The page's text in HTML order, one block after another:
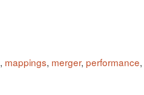
, mappings, merger, performance,